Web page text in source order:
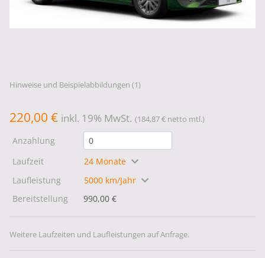
Hinweise und Beispielabbildungen (1)
220,00 € inkl. 19% MwSt. (184,87 € netto mtl.)
Anzahlung
Laufzeit
24 Monate
Laufleistung
5000 km/Jahr
Bereitstellung
990,00 €
Weitere Laufzeiten und Laufleistungen auf Anfrage.